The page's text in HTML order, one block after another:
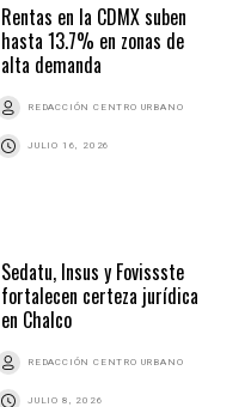
Rentas en la CDMX suben
hasta 13.7% en zonas de
alta demanda
REDACCIÓN CENTRO URBANO
JULIO 16, 2026
Sedatu, Insus y Fovissste
fortalecen certeza jurídica
en Chalco
REDACCIÓN CENTRO URBANO
JULIO 8, 2026